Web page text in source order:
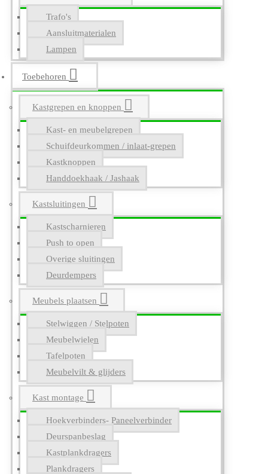
Trafo's
Aansluitmaterialen
Lampen
Toebehoren
Kastgrepen en knoppen
Kast- en meubelgrepen
Schuifdeurkommen / inlaat-grepen
Kastknoppen
Handdoekhaak / Jashaak
Kastsluitingen
Kastscharnieren
Push to open
Overige sluitingen
Deurdempers
Meubels plaatsen
Stelwiggen / Stelpoten
Meubelwielen
Tafelpoten
Meubelvilt & glijders
Kast montage
Hoekverbinders- Paneelverbinder
Deurspanbeslag
Kastplankdragers
Plankdragers